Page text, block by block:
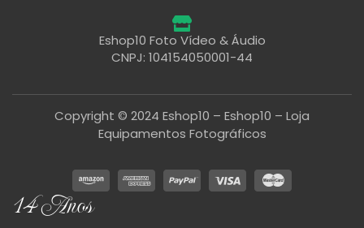
Eshop10 Foto Vídeo & Áudio
CNPJ: 104154050001-44
Copyright © 2024 Eshop10 – Eshop10 – Loja
Equipamentos Fotográficos
14 Anos